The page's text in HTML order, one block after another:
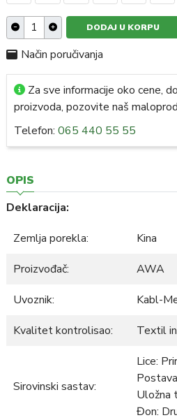
DODAJ U KORPU
OPIS
Deklaracija:
Zemlja porekla:
Kina
Proizvođač:
AWA
Uvoznik:
Kabl-
Kvalitet kontrolisao:
Textil
Sirovinski sastav:
Lice:
Uložna
Đon:
Za sve informacije oko cene,
proizvoda, pozovite naš
Telefon: 065 440 55 55
Način poručivanja